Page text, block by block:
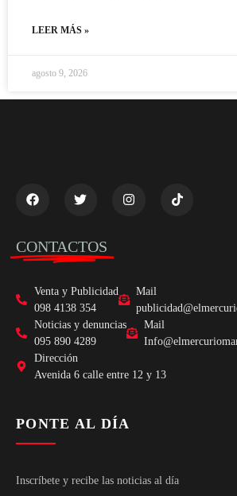
LEER MÁS »
agosto 9, 2026
CONTACTOS
Venta y Publicidad
098 4138 354
Mail
Noticias y denuncias
095 890 4289
Mail
Dirección
Avenida 6 calle entre 12 y 13
PONTE AL DÍA
Inscríbete y recibe las noticias al día